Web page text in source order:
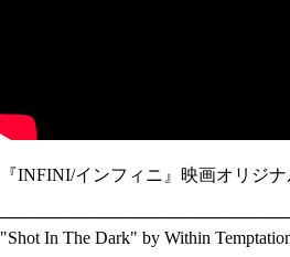
『INFINI/インフィニ』映画オリジ
"Shot In The Dark" by Within